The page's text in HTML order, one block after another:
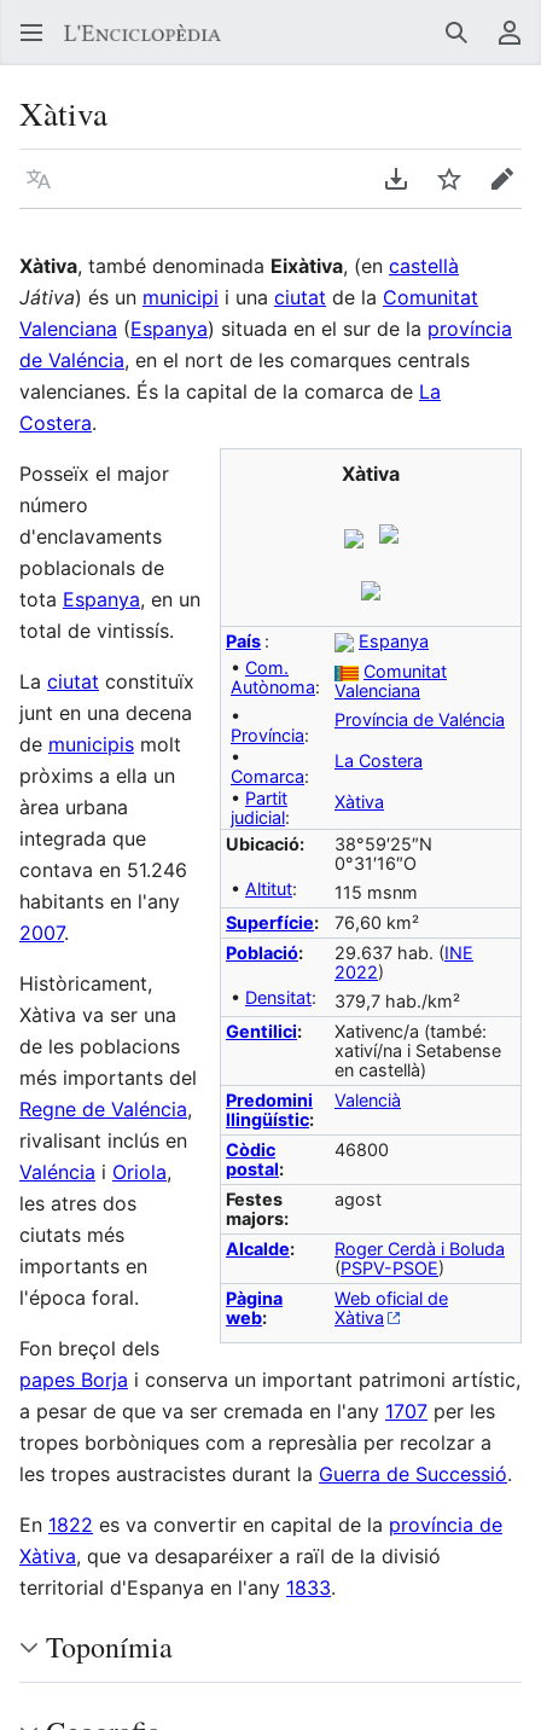
Buscar
Xàtiva
Llegir en un atre idioma Descarregar en
Vigilar
Xàtiva, també denominada Eixàtiva, (en castellà
Játiva) és un municipi i una ciutat de la Comunitat
Valenciana (Espanya) situada en el sur de la província
de Valéncia, en el nort de les comarques centrals
valencianes. És la capital de la comarca de La
Costera.
Xàtiva
País :
Espanya
• Com.
Autònoma:
Comunitat
Valenciana
•
Província:
Província de Valéncia
•
Comarca:
La Costera
• Partit
judicial:
Xàtiva
Ubicació:
38°59′25″N
0°31′16″O
• Altitut:
115 msnm
Superfície:
76,60 km²
Població: 29.637 hab. (INE
2022)
• Densitat:
379,7 hab./km²
Gentilici:
Xativenc/a (també:
xativí/na i Setabense
en castellà)
Predomini
llingüístic:
Valencià
Còdic
postal:
46800
Festes
majors:
agost
Alcalde:
Roger Cerdà i Boluda
(PSPV-PSOE)
Pàgina
web:
Web oficial de
Xàtiva
Posseïx el major
número
d'enclavaments
poblacionals de
tota Espanya, en un
total de vintissís.
La ciutat constituïx
junt en una decena
de municipis molt
pròxims a ella un
àrea urbana
integrada que
contava en 51.246
habitants en l'any
2007.
Històricament,
Xàtiva va ser una
de les poblacions
més importants del
Regne de Valéncia,
rivalisant inclús en
Valéncia i Oriola,
les atres dos
ciutats més
importants en
l'época foral.
Fon breçol dels
papes Borja i conserva un important patrimoni artístic,
a pesar de que va ser cremada en l'any 1707 per les
tropes borbòniques com a represàlia per recolzar a
les tropes austracistes durant la Guerra de Successió.
En 1822 es va convertir en capital de la província de
Xàtiva, que va desaparéixer a raïl de la divisió
territorial d'Espanya en l'any 1833.
Toponímia